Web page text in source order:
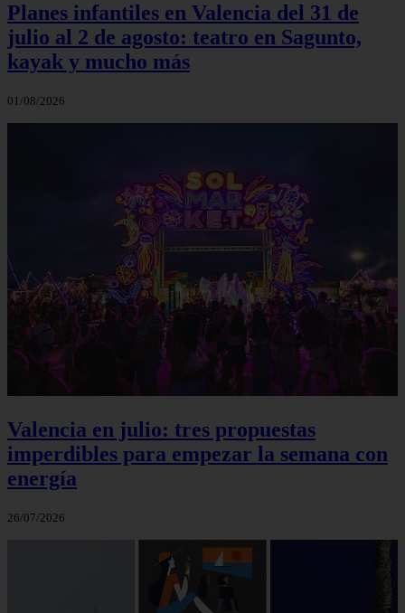
Planes infantiles en Valencia del 31 de
julio al 2 de agosto: teatro en Sagunto,
kayak y mucho más
01/08/2026
Valencia en julio: tres propuestas
imperdibles para empezar la semana con
energía
26/07/2026